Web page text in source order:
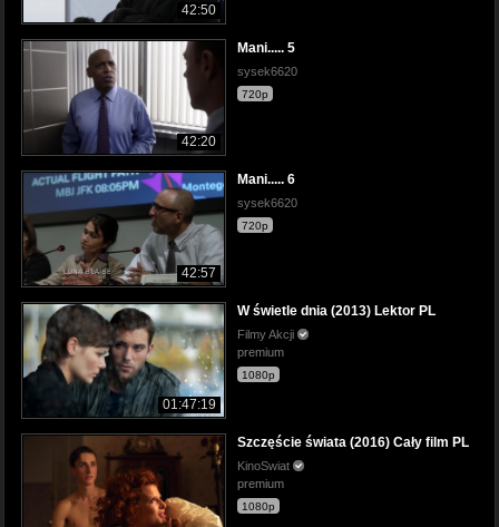
42:50
42:20
Mani..... 5
sysek6620
720p
42:57
Mani..... 6
sysek6620
720p
01:47:19
W świetle dnia (2013) Lektor PL
Filmy Akcji
premium
1080p
Szczęście świata (2016) Cały film PL
KinoSwiat
premium
1080p